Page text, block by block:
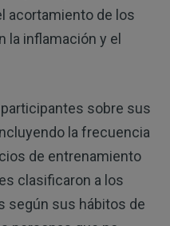
acortamiento de los
la inflamación y el
sobre sus
la frecuencia
de entrenamiento
clasificaron a los
según sus hábitos de